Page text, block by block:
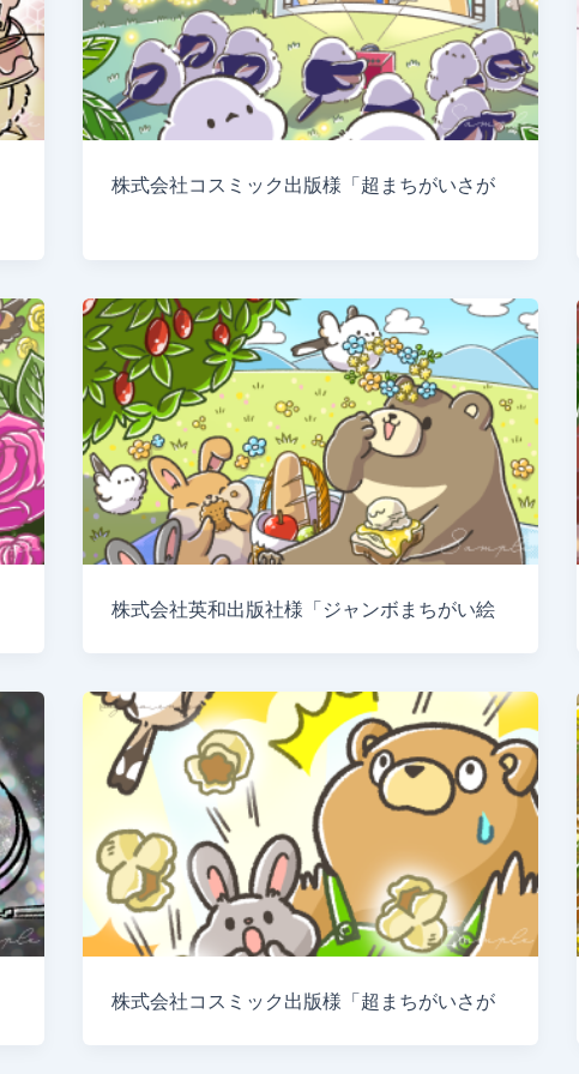
株式会社コスミック出版様「超まちがいさが
株式会社英和出版社様「ジャンボまちがい絵
株式会社コスミック出版様「超まちがいさが